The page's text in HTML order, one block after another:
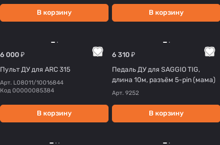
В корзину В корзину
6 000 ₽
Пульт ДУ для ARC 315
Арт. L08011/10016844
Код 00000085384
В корзину
6 310 ₽
Педаль ДУ для SAGGIO TIG,
длина 10м, разъём 5-pin (мама)
Арт. 9252
В корзину